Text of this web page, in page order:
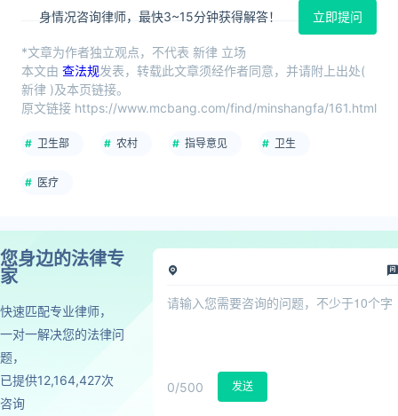
身情况咨询律师，最快3~15分钟获得解答！ 立即提问
*文章为作者独立观点，不代表 新律 立场
本文由 查法规发表，转载此文章须经作者同意，并请附上出处(
新律 )及本页链接。
原文链接 https://www.mcbang.com/find/minshangfa/161.html
卫生部 农村 指导意见 卫生
医疗
您身边的法律专
家
快速匹配专业律师，
一对一解决您的法律问
题，
已提供12,164,427次
咨询
0/500 发送